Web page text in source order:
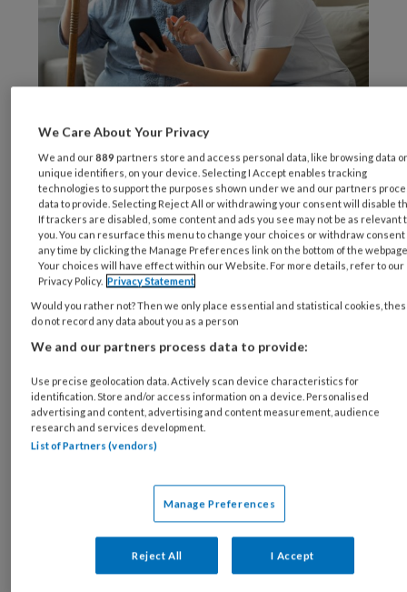
© Bymuratdeniz / Getty Images / iStock
Interesse in de wisselwerking tussen mogelijke
oorzaken van maatschappelijke ongelijkheid
wordt ‘intersectionaliteit’ of ‘intersectioneel
denken’ genoemd.
Een voorbeeld van intersectioneel onderzoek
vormt het proefschriftThe caring class
Saskia Duijs. Zij onderzocht de gezondheid en
werkbeleving van verpleegkundigen en
verpleeghulpen in de intramurale, langdurige
zorg in relatie tot hun positie en verdere
achtergrond. Dit gebeurde via interviews
We Care About Your Privacy
We and our889 partners store and access personal data, like browsing data
unique identifiers, on your device. Selecting I Accept enables tracking
technologies to support the purposes shown under we and our partners
data to provide. Selecting Reject All or withdrawing your consent will disable
If trackers are disabled, some content and ads you see may not be as relevant
you. You can resurface this menu to change your choices or withdraw consent
any time by clicking the Manage Preferences link on the bottom of the
Your choices will have effect within our Website. For more details, refer to our
Privacy Policy. Privacy Statement
Would you rather not? Then we only place essential and statistical cookies,
do not record any data about you as a person
We and our partners process data to provide:
Use precise geolocation data. Actively scan device characteristics for
identification. Store and/or access information on a device. Personalised
advertising and content, advertising and content measurement, audience
research and services development.
List of Partners (vendors)
Manage Preferences
Reject All I Accept